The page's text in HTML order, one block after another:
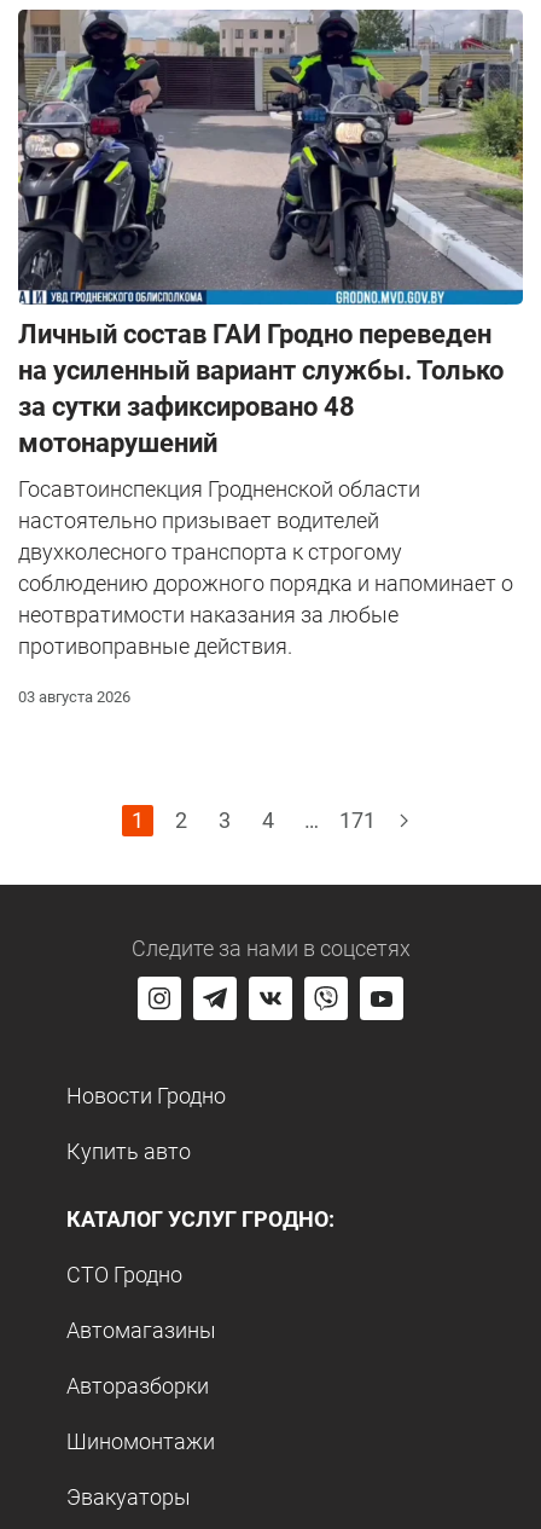
Личный состав ГАИ Гродно переведен
на усиленный вариант службы. Только
за сутки зафиксировано 48
мотонарушений
Госавтоинспекция Гродненской области
настоятельно призывает водителей
двухколесного транспорта к строгому
соблюдению дорожного порядка и напоминает о
неотвратимости наказания за любые
противоправные действия.
03 августа 2026
1 2 3 4 … 171
Следите за нами в соцсетях
Новости Гродно
Купить авто
КАТАЛОГ УСЛУГ ГРОДНО:
СТО Гродно
Автомагазины
Авторазборки
Шиномонтажи
Эвакуаторы